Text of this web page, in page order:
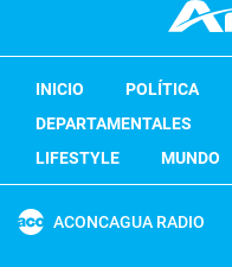
INICIO POLÍTICA
DEPARTAMENTALES
LIFESTYLE
MUNDO
ACONCAGUA RADIO